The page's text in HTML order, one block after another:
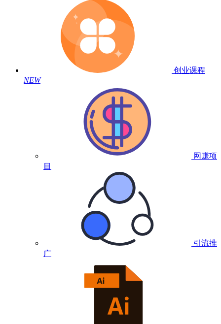
创业课程
NEW
网赚项
目
引流推
广